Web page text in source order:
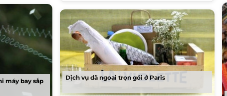
máy bay sắp
Dịch vụ dã ngoại trọn gói ở Paris